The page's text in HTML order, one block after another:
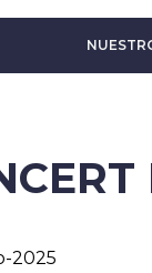
2025